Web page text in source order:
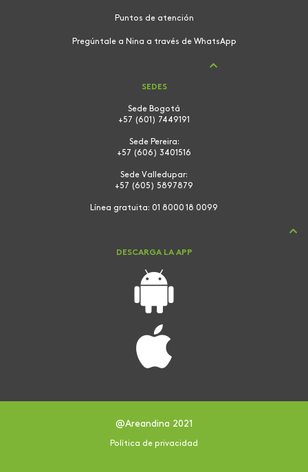
Puntos de atención
Pregúntale a Nina a través de WhatsApp
SEDES
Sede Bogotá
+57 (601) 7449191
Sede Pereira:
+57 (606) 3401516
Sede Valledupar:
+57 (605) 5897879
Línea gratuita: 01 8000 18 0099
DESCARGA LA APP
@Areandina 2021
Política de privacidad